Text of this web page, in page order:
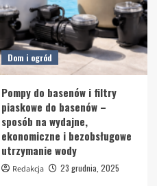
Dom i ogród
Pompy do basenów i filtry
piaskowe do basenów –
sposób na wydajne,
ekonomiczne i bezobsługowe
utrzymanie wody
Redakcja 23 grudnia, 2025